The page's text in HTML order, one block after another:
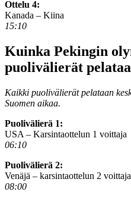
Ottelu 4:
Kanada – Kiina
15:10
Kuinka Pekingin
puolivälierät
Kaikki puolivälierät pelataan
Suomen aikaa.
Puolivälierä 1:
USA – Karsintaottelun 1 voittaja
06:10
Puolivälierä 2:
Venäjä – karsintaottelun 2 voittaja
08:00